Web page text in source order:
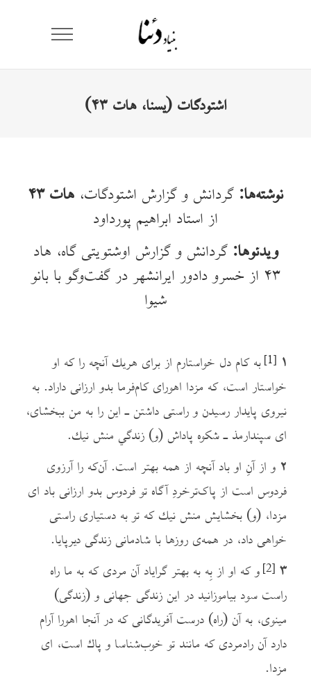
اشتودگات (یسنا، هات ۴۳)
نوشته‌ها: گردانش و گزارش اشتودگات، هات ۴۳
از استاد ابراهیم پورداود
ویدئوها: گردانش و گزارش اوشتویتی گاه، هاد
۴۳ از خسرو دادور ایرانشهر در گفت‌وگو با بانو
شیوا
۱ [1]
به کام دل خواستارم از برای هريك آنچه را که او
خواستار است، که مزدا اهورای کام‌فرما بدو ارزانی داراد. به
نیروی پایدار رسیدن و راستی داشتن ـ این را به من ببخشای،
ای سپندارمذ ـ شکوه پاداش (و) زندگي منش نيك.
۲ و از آنِ او باد آنچه از همه بهتر است. آن‌که را آرزوی
فردوس است از پاک‌ترخردِ آگاه تو فردوس بدو ارزانی باد ای
مزدا، (و) بخشايش منش نيك كه تو به دستیاری راستی
خواهی داد، در همه‌ی روزها با شادمانی زندگی دیرپایا.
۳ [2]
و که او از بِه به بهتر گرایاد آن مردی که به ما راه
راست‌ سود بیاموزانید در این زندگی جهانی و (زندگی)
مینوی، به آن (راه) درست آفریدگانی که در آنجا اهورا آرام
دارد آن رادمردی که مانند تو خوب‌شناسا و پاك است، ای
مزدا.